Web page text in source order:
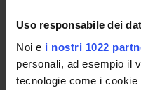
Uso responsabile dei
Noi e i nostri 1022
personali, ad esempio il
tecnologie come i
PHD PROGRAMMES
TRAINING